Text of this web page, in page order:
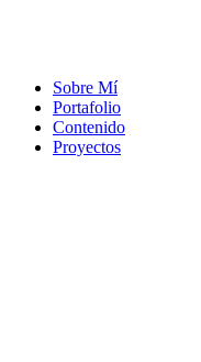
Sobre Mí
Portafolio
Contenido
Proyectos